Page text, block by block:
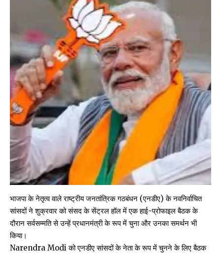
भाजपा के नेतृत्व वाले राष्ट्रीय जनतांत्रिक गठबंधन (एनडीए) के नवनिर्वाचित
सांसदों ने शुक्रवार को संसद के सेंट्रल हॉल में एक हाई-प्रोफाइल बैठक के
दौरान सर्वसम्मति से उन्हें प्रधानमंत्री के रूप में चुना और उनका समर्थन भी
किया।
Narendra Modi को एनडीए सांसदों के नेता के रूप में चुनने के लिए बैठक